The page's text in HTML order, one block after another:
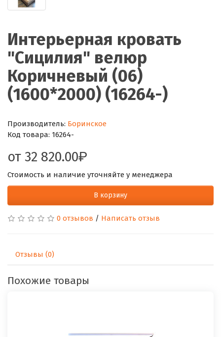
Интерьерная кровать
"Сицилия" велюр
Коричневый (06)
(1600*2000) (16264-)
Производитель: Боринское
Код товара: 16264-
от 32 820.00
Стоимость и наличие уточняйте у менеджера
В корзину
0 отзывов / Написать отзыв
Отзывы (0)
Похожие товары